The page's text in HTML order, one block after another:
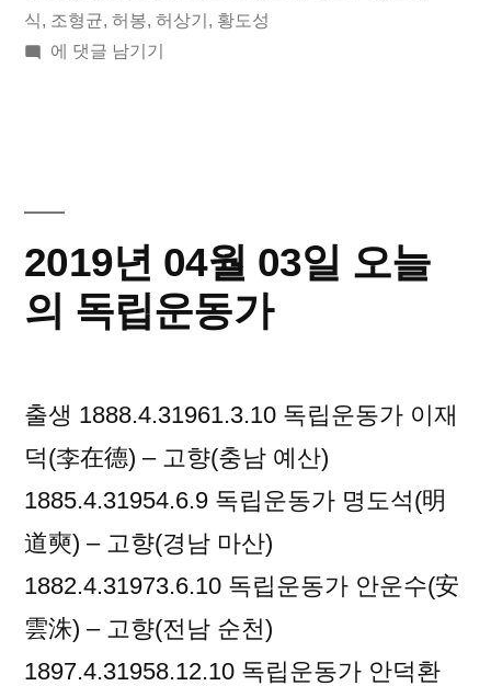
운
식, 조형균, 허봉, 허상기 , 황도성
2019
늘
의
독
동
가
에 댓글 남기기
2019년 04월 03일 오늘
의 독립운동가
출생 1888.4.31961.3.10 독립운동가 이재
덕(李在德) – 고향(충남 예산)
1885.4.31954.6.9 독립운동가 명도석(明
道奭) – 고향(경남 마산)
1882.4.31973.6.10 독립운동가 안운수(安
雲洙) – 고향(전남 순천)
1897.4.31958.12.10 독립운동가 안덕환